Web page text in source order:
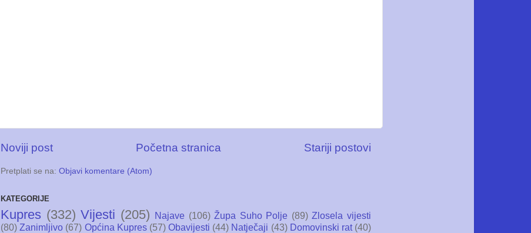
Noviji post Stariji postovi
Početna stranica
Pretplati se na: Objavi komentare (Atom)
KATEGORIJE
Kupres (332) Vijesti (205) Najave (106) Župa Suho Polje (89) Zlosela vijesti
(80) Zanimljivo (67) Općina Kupres (57) Obavijesti (44) Natječaji (43) Domovinski rat (40)